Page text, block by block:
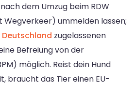
dem Umzug beim RDW
Wegverkeer) ummelden lassen;
Deutschland zugelassenen
Befreiung von der
möglich. Reist dein Hund
braucht das Tier einen EU-